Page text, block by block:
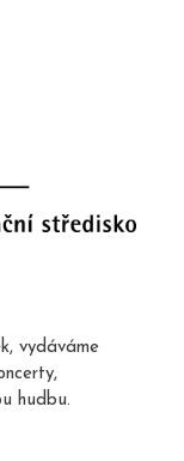
vydáváme
hudbu.